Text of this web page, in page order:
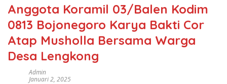
Anggota Koramil 03/Balen Kodim
0813 Bojonegoro Karya Bakti Cor
Atap Musholla Bersama Warga
Desa Lengkong
Admin
Januari 2, 2025